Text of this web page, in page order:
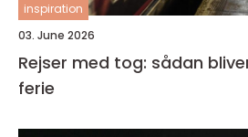
inspiration
03. June 2026
Rejser med tog: sådan
ferie